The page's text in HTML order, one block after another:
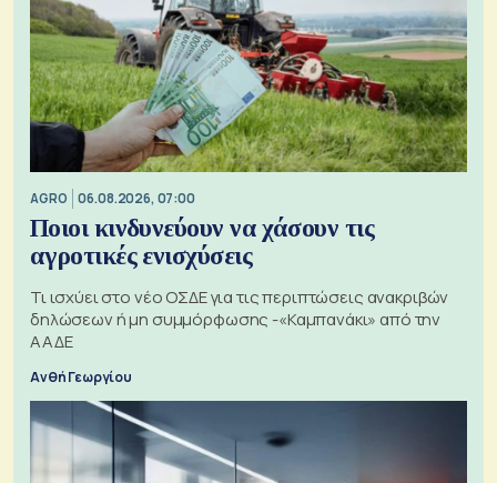
AGRO 06.08.2026, 07:00
Ποιοι κινδυνεύουν να χάσουν τις
αγροτικές ενισχύσεις
Τι ισχύει στο νέο ΟΣΔΕ για τις περιπτώσεις ανακριβών
δηλώσεων ή μη συμμόρφωσης -«Καμπανάκι» από την
ΑΑΔΕ
Ανθή Γεωργίου